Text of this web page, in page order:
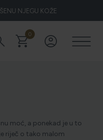
NJEGU KOŽE
shopping_cart0 account_circle
moć, a ponekad je u to
riječ o tako malom